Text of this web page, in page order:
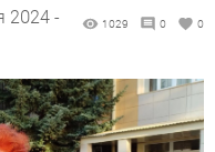
2024 -
1029 0 0